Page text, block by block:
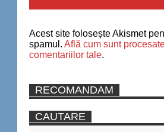
Acest site folosește Akismet
spamul. Află cum sunt
comentariilor tale.
RECOMANDAM
CAUTARE